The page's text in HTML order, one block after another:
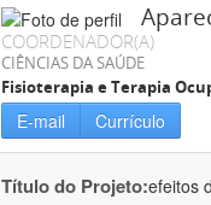
COORDENADOR(A)
CIÊNCIAS DA SAÚDE
Fisioterapia e Terapia
E-mail Currículo
Título do Projeto:efeitos